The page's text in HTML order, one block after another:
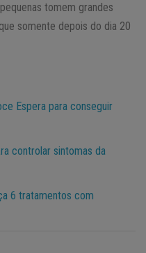
tomem grandes
somente depois do dia 20
Espera para conseguir
controlar sintomas da
6 tratamentos com